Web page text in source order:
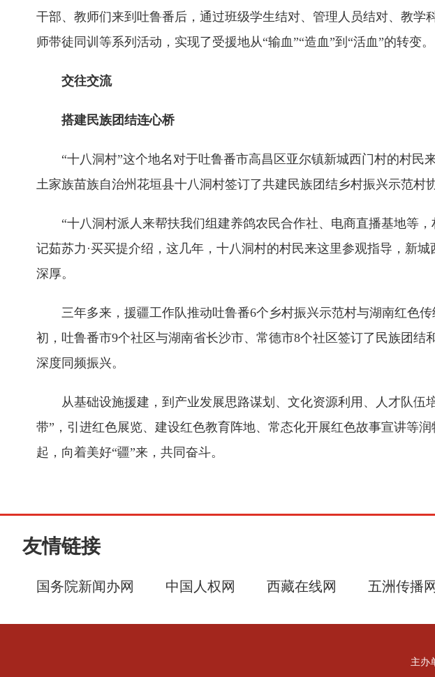
干部、教师们来到吐鲁番后，通过班级学生结对、管理人员结对、教
师带徒同训等系列活动，实现了受援地从“输血”“造血”到“活血”的转变。
交往交流
搭建民族团结连心桥
“十八洞村”这个地名对于吐鲁番市高昌区亚尔镇新城西门村的村
土家族苗族自治州花垣县十八洞村签订了共建民族团结乡村振兴示范村
“十八洞村派人来帮扶我们组建养鸽农民合作社、电商直播基地等
记茹苏力·买买提介绍，这几年，十八洞村的村民来这里参观指导，新
深厚。
三年多来，援疆工作队推动吐鲁番6个乡村振兴示范村与湖南红色
初，吐鲁番市9个社区与湖南省长沙市、常德市8个社区签订了民族团
深度同频振兴。
从基础设施援建，到产业发展思路谋划、文化资源利用、人才队伍
带”，引进红色展览、建设红色教育阵地、常态化开展红色故事宣讲等
起，向着美好“疆”来，共同奋斗。
友情链接
国务院新闻办网 中国人权网 西藏在线网 五洲传播网
主办